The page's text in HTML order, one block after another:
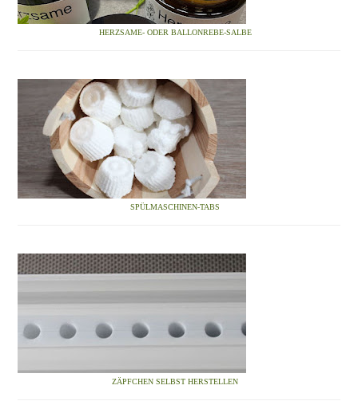
HERZSAME- ODER BALLONREBE-SALBE
SPÜLMASCHINEN-TABS
ZÄPFCHEN SELBST HERSTELLEN